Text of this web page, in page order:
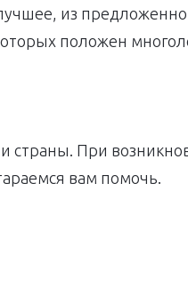
из
положен
При
вам помочь.